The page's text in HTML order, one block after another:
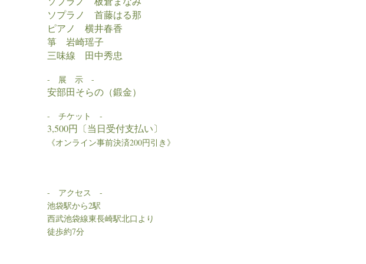
ソプラノ 首藤はる那
ピアノ 横井春香
箏 岩崎瑶子
​三味線 田中秀忠
- 展 示 -
安部田そらの（鍛金）
- チケット -
3,500円 〔当日受付支払い〕​
《オンライン事前決済200円引き》
- アクセス -
池袋駅から2駅
西武池袋線東長崎駅北口より
徒歩約7分